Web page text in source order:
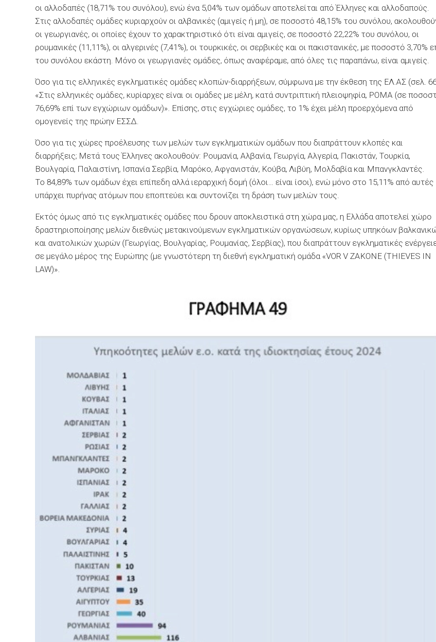
οι αλλοδαπές (18,71% του συνόλου), ενώ ένα 5,04% των ομάδων αποτελείται από Έλληνες και αλλοδαπούς.
Στις αλλοδαπές ομάδες κυριαρχούν οι αλβανικές (αμιγείς ή μη), σε ποσοστό 48,15% του συνόλου,
οι γεωργιανές, οι οποίες έχουν το χαρακτηριστικό ότι είναι αμιγείς, σε ποσοστό 22,22% του συνόλου, οι
ρουμανικές (11,11%), οι αλγερινές (7,41%), οι τουρκικές, οι σερβικές και οι πακιστανικές, με ποσοστό 3,70%
του συνόλου εκάστη. Μόνο οι γεωργιανές ομάδες, όπως αναφέραμε, από όλες τις παραπάνω, είναι αμιγείς.
Όσο για τις ελληνικές εγκληματικές ομάδες κλοπών-διαρρήξεων, σύμφωνα με την έκθεση της ΕΛ.ΑΣ (σελ.
«Στις ελληνικές ομάδες, κυρίαρχες είναι οι ομάδες με μέλη, κατά συντριπτική πλειοψηφία, ΡΟΜΑ (σε
76,69% επί των εγχώριων ομάδων)». Επίσης, στις εγχώριες ομάδες, το 1% έχει μέλη προερχόμενα από
ομογενείς της πρώην ΕΣΣΔ.
Όσο για τις χώρες προέλευσης των μελών των εγκληματικών ομάδων που διαπράττουν κλοπές και
διαρρήξεις; Μετά τους Έλληνες ακολουθούν: Ρουμανία, Αλβανία, Γεωργία, Αλγερία, Πακιστάν, Τουρκία,
Βουλγαρία, Παλαιστίνη, Ισπανία Σερβία, Μαρόκο, Αφγανιστάν, Κούβα, Λιβύη, Μολδαβία και Μπανγκλαντές.
Το 84,89% των ομάδων έχει επίπεδη αλλά ιεραρχική δομή (όλοι… είναι ίσοι), ενώ μόνο στο 15,11% από αυτές
υπάρχει πυρήνας ατόμων που εποπτεύει και συντονίζει τη δράση των μελών τους.
Εκτός όμως από τις εγκληματικές ομάδες που δρουν αποκλειστικά στη χώρα μας, η Ελλάδα αποτελεί χώρο
δραστηριοποίησης μελών διεθνώς μετακινούμενων εγκληματικών οργανώσεων, κυρίως υπηκόων
και ανατολικών χωρών (Γεωργίας, Βουλγαρίας, Ρουμανίας, Σερβίας), που διαπράττουν εγκληματικές
σε μεγάλο μέρος της Ευρώπης (με γνωστότερη τη διεθνή εγκληματική ομάδα «VOR V ZAKONE (THIEVES IN
LAW)».